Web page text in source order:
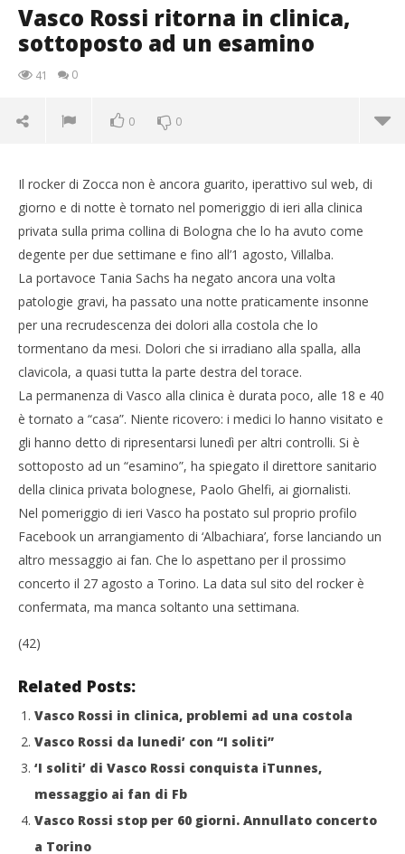
Vasco Rossi ritorna in clinica,
sottoposto ad un esamino
41 0
0 0
NOW VIEWING
Vasco Rossi ritorna in clinica, sottoposto ad un
esamino
21/08/2011
Redazione
Il rocker di Zocca non è ancora guarito, iperattivo sul web, di
giorno e di notte è tornato nel pomeriggio di ieri alla clinica
privata sulla prima collina di Bologna che lo ha avuto come
degente per due settimane e fino all’1 agosto, Villalba.
La portavoce Tania Sachs ha negato ancora una volta
patologie gravi, ha passato una notte praticamente insonne
per una recrudescenza dei dolori alla costola che lo
tormentano da mesi. Dolori che si irradiano alla spalla, alla
clavicola, a quasi tutta la parte destra del torace.
La permanenza di Vasco alla clinica è durata poco, alle 18 e 40
è tornato a “casa”. Niente ricovero: i medici lo hanno visitato e
gli hanno detto di ripresentarsi lunedì per altri controlli. Si è
sottoposto ad un “esamino”, ha spiegato il direttore sanitario
della clinica privata bolognese, Paolo Ghelfi, ai giornalisti.
Nel pomeriggio di ieri Vasco ha postato sul proprio profilo
Facebook un arrangiamento di ‘Albachiara’, forse lanciando un
altro messaggio ai fan. Che lo aspettano per il prossimo
concerto il 27 agosto a Torino. La data sul sito del rocker è
confermata, ma manca soltanto una settimana.
(42)
Related Posts:
Vasco Rossi in clinica, problemi ad una costola
Vasco Rossi da lunedi’ con “I soliti”
‘I soliti’ di Vasco Rossi conquista iTunnes,
messaggio ai fan di Fb
Vasco Rossi stop per 60 giorni. Annullato concerto
a Torino